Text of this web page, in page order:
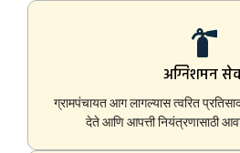
अग्निशमन
ग्रामपंचायत आग लागल्यास त्वरित
देते आणि आपत्ती नियंत्रणासाठी